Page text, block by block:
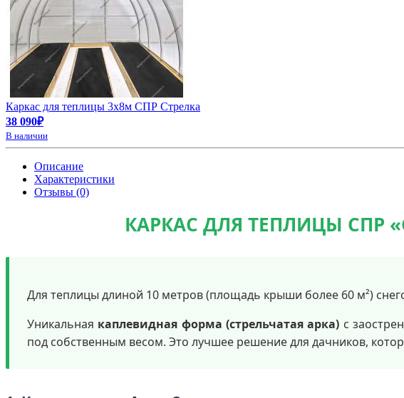
Каркас для теплицы 3х8м СПР Стрелка
38 090₽
В наличии
Описание
Характеристики
Отзывы (0)
КАРКАС ДЛЯ ТЕПЛИЦЫ СПР
Для теплицы длиной 10 метров (площадь крыши более 60 м²)
Уникальная каплевидная форма (стрельчатая арка) с
под собственным весом. Это лучшее решение для дачников,